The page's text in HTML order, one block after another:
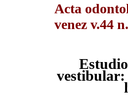
Acta
venez v.44
vestibular: